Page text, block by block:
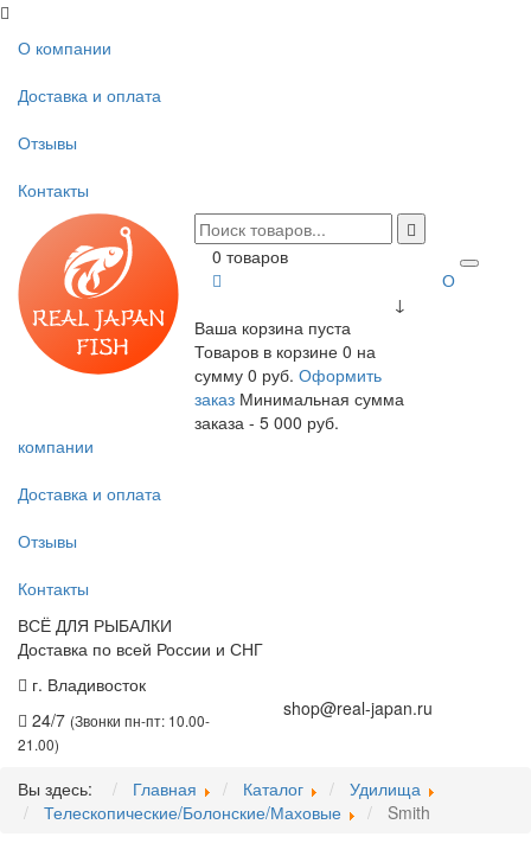
О компании
Доставка и оплата
Отзывы
Контакты
0 товаров
↓
Ваша корзина пуста
Товаров в корзине0 на
сумму0 руб. Оформить
заказ Минимальная сумма
заказа - 5 000 руб.
О
компании
Доставка и оплата
Отзывы
Контакты
ВСЁ ДЛЯ РЫБАЛКИ
Доставка по всей России и СНГ
г. Владивосток
24/7 (Звонки пн-пт: 10.00-
21.00)
shop@real-japan.ru
Вы здесь: Главная Каталог
Удилища
Телескопические/Болонские/Маховые
Smith